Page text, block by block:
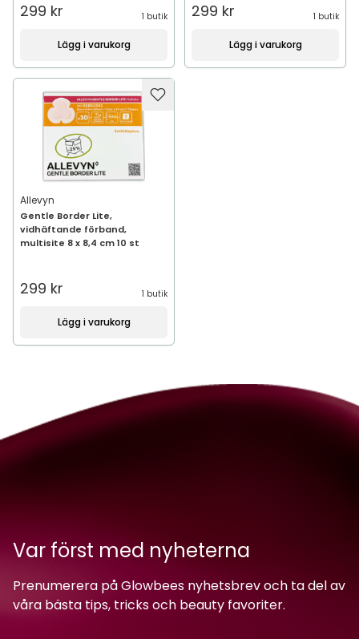
299 kr 1 butik
Lägg i varukorg
299 kr 1 butik
Lägg i varukorg
Allevyn
Gentle Border Lite,
vidhäftande förband,
multisite 8 x 8,4 cm 10 st
299 kr 1 butik
Lägg i varukorg
Var först med nyheterna
Prenumerera på Glowbees nyhetsbrev och ta del av
våra bästa tips, tricks och beauty favoriter.